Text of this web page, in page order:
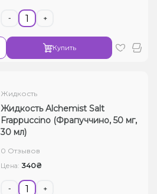
- +
Купить
Жидкость
Жидкость Alchemist Salt
Frappuccino (Фрапуччино, 50 мг,
30 мл)
0 Отзывов
Цена: 340₴
- +